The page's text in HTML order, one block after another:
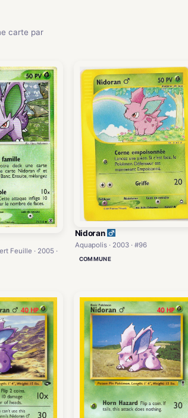
carte par
Feuille · 2005 ·
Nidoran
Aquapolis · 2003 · #96
COMMUNE